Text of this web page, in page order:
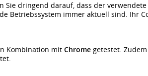
Sie dringend darauf, dass der
Betriebssystem immer aktuell sind. Ihr
Kombination mit Chrome getestet.